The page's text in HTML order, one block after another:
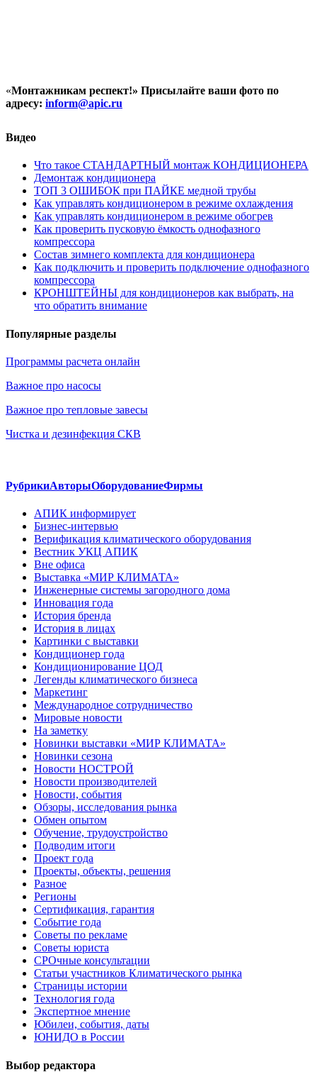
«Монтажникам респект!» Присылайте ваши фото по
адресу: inform@apic.ru
Видео
Что такое СТАНДАРТНЫЙ монтаж КОНДИЦИОНЕРА
Демонтаж кондиционера
ТОП 3 ОШИБОК при ПАЙКЕ медной трубы
Как управлять кондиционером в режиме охлаждения
Как управлять кондиционером в режиме обогрев
Как проверить пусковую ёмкость однофазного
компрессора
Состав зимнего комплекта для кондиционера
Как подключить и проверить подключение однофазного
компрессора
КРОНШТЕЙНЫ для кондиционеров как выбрать, на
что обратить внимание
Популярные разделы
Программы расчета онлайн
Важное про насосы
Важное про тепловые завесы
Чистка и дезинфекция СКВ
РубрикиАвторыОборудованиеФирмы
АПИК информирует
Бизнес-интервью
Верификация климатического оборудования
Вестник УКЦ АПИК
Вне офиса
Выставка «МИР КЛИМАТА»
Инженерные системы загородного дома
Инновация года
История бренда
История в лицах
Картинки с выставки
Кондиционер года
Кондиционирование ЦОД
Легенды климатического бизнеса
Маркетинг
Международное сотрудничество
Мировые новости
На заметку
Новинки выставки «МИР КЛИМАТА»
Новинки сезона
Новости НОСТРОЙ
Новости производителей
Новости, события
Обзоры, исследования рынка
Обмен опытом
Обучение, трудоустройство
Подводим итоги
Проект года
Проекты, объекты, решения
Разное
Регионы
Сертификация, гарантия
Событие года
Советы по рекламе
Советы юриста
СРОчные консультации
Статьи участников Климатического рынка
Страницы истории
Технология года
Экспертное мнение
Юбилеи, события, даты
ЮНИДО в России
Выбор редактора